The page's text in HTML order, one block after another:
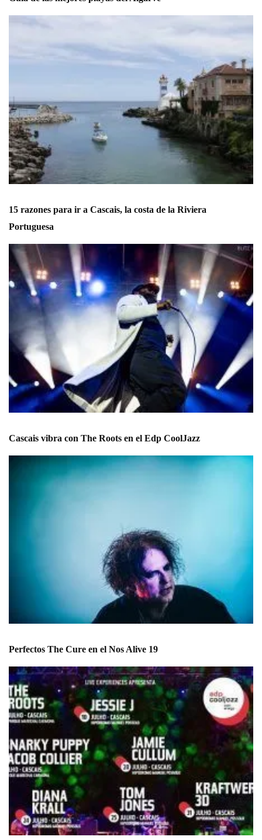
15 razones para ir a Cascais, la costa de la Riviera
Portuguesa
Cascais vibra con The Roots en el Edp CoolJazz
Perfectos The Cure en el Nos Alive 19